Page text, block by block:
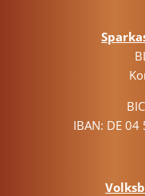
IBAN: DE